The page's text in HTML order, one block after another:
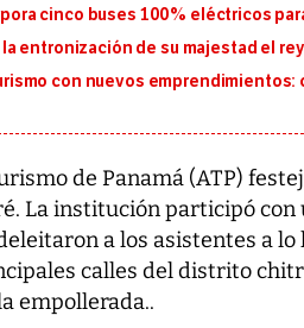
cinco buses 100% eléctricos
entronización de su majestad el rey
con nuevos
de Panamá (ATP)
La institución participó con
a los asistentes a lo
calles del distrito
empollerada..